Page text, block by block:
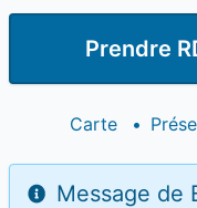
Prendre
Carte •
Message de